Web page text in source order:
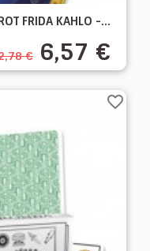
FRIDA KAHLO -...
€ 6,57 €
favorite_border